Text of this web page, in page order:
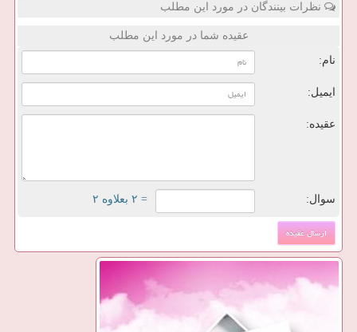
نظرات بینندگان در مورد این مطلب
عقیده شما در مورد این مطلب
نام:
ایمیل:
عقیده:
سوال: = ۲ بعلاوه ۲